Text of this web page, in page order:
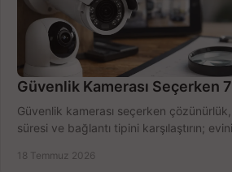
Güvenlik Kamerası Seçerken
Güvenlik kamerası seçerken
süresi ve bağlantı tipini karşılaştırın;
18 Temmuz 2026